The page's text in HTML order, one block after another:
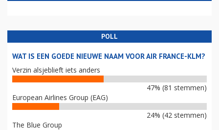
POLL
WAT IS EEN GOEDE NIEUWE NAAM VOOR AIR FRANCE-KLM?
Verzin alsjeblieft iets anders
47% (81 stemmen)
European Airlines Group (EAG)
24% (42 stemmen)
The Blue Group